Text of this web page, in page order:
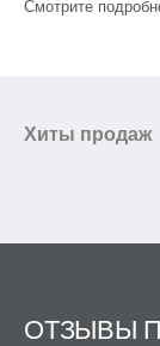
Смотрите
Хиты продаж
ОТЗЫВЫ